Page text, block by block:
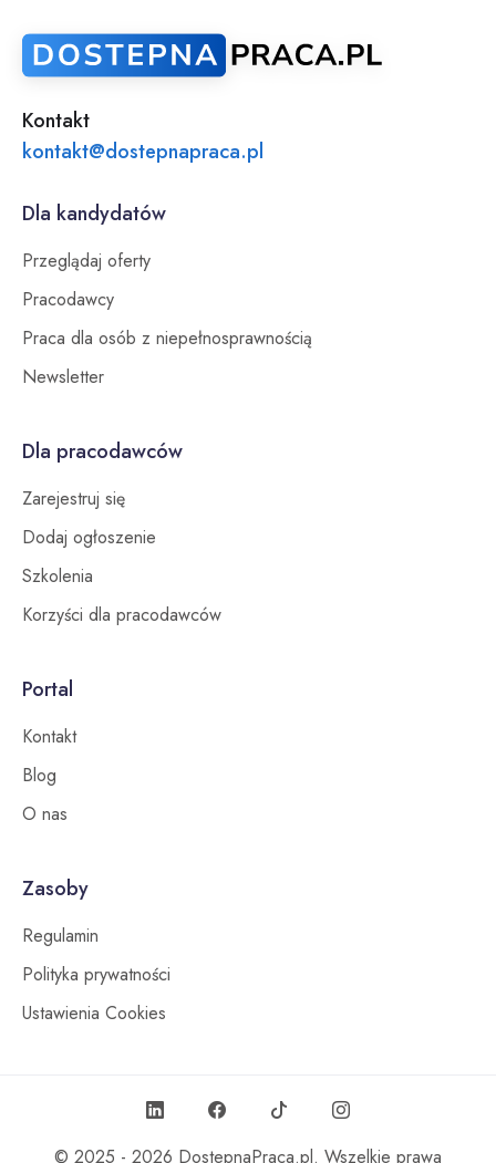
Kontakt
kontakt@dostepnapraca.pl
Dla kandydatów
Przeglądaj oferty
Pracodawcy
Praca dla osób z niepełnosprawnością
Newsletter
Dla pracodawców
Zarejestruj się
Dodaj ogłoszenie
Szkolenia
Korzyści dla pracodawców
Portal
Kontakt
Blog
O nas
Zasoby
Regulamin
Polityka prywatności
Ustawienia Cookies
© 2025 - 2026 DostepnaPraca.pl. Wszelkie prawa